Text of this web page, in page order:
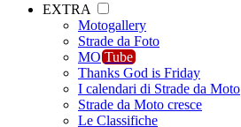
EXTRA
Motogallery
Strade da Foto
MO Tube
Thanks God is Friday
I calendari di Strade da Moto
Strade da Moto cresce
Le Classifiche